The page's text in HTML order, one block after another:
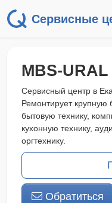
Сервисные
MBS-URAL
Сервисный центр в
Ремонтирует крупную
бытовую технику,
кухонную технику,
оргтехнику.
Обратиться